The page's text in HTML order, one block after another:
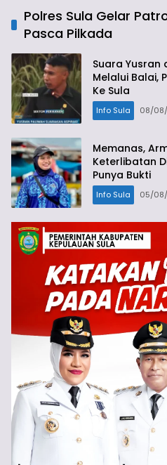
Polres Sula Gelar
Pasca Pilkada
Suara Yusran
Melalui Balai,
Ke Sula
Info Sula 08/
Memanas,
Keterlibatan
Punya Bukti
Info Sula 05/